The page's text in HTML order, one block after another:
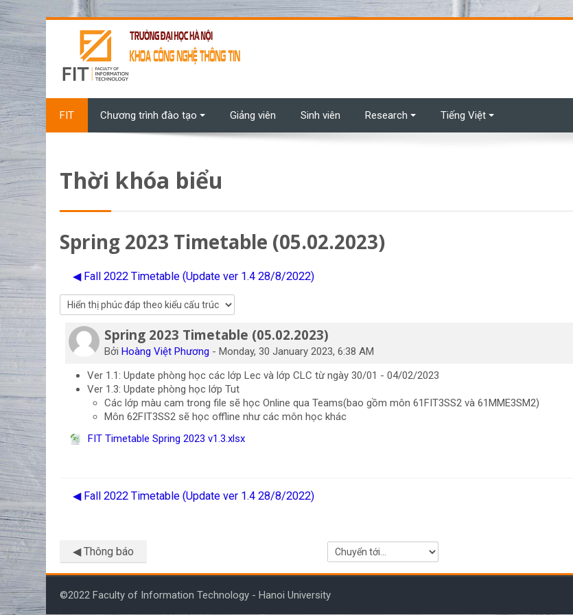
Chuyển tới nội dung chính
FIT Chương trình đào tạo Giảng viên Sinh viên Research Tiếng Việt
Thời khóa biểu
Spring 2023 Timetable (05.02.2023)
◀︎ Fall 2022 Timetable (Update ver 1.4 28/8/2022)
Spring 2023 Timetable (05.02.2023)
BởiHoàng Việt Phương -Monday, 30 January 2023, 6:38 AM
Số lượng các câu trả lời: 0
Ver 1.1: Update phòng học các lớp Lec và lớp CLC từ ngày 30/01 - 04/02/2023
Ver 1.3: Update phòng học lớp Tut
Các lớp màu cam trong file sẽ học Online qua Teams(bao gồm môn 61FIT3SS2 và 61MME3SM2)
Môn 62FIT3SS2 sẽ học offline như các môn học khác
FIT Timetable Spring 2023 v1.3.xlsx
◀︎ Fall 2022 Timetable (Update ver 1.4 28/8/2022)
◀︎ Thông báo Chuyển tới...
©2022 Faculty of Information Technology - Hanoi University